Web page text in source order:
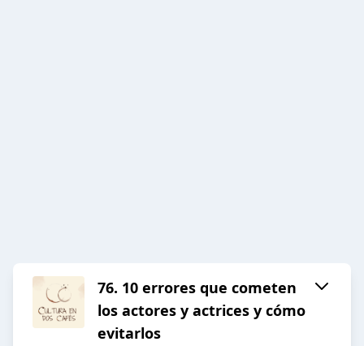
76. 10 errores que cometen
los actores y actrices y cómo
evitarlos